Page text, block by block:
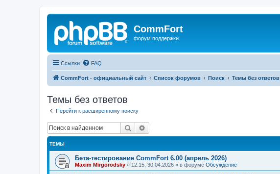
CommFort
форум поддержки
Ссылки FAQ
CommFort - официальный сайт Список форумов Поиск Темы без ответов
Темы без ответов
Перейти к расширенному поиску
Поиск
ТЕМЫ
Бета-тестирование CommFort 6.00 (апрель 2026)
Maxim Mirgorodsky » 12:15, 30.04.2026 » в форуме Обсуждение